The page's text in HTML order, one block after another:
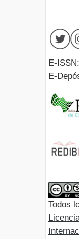
E-
E-
Todos